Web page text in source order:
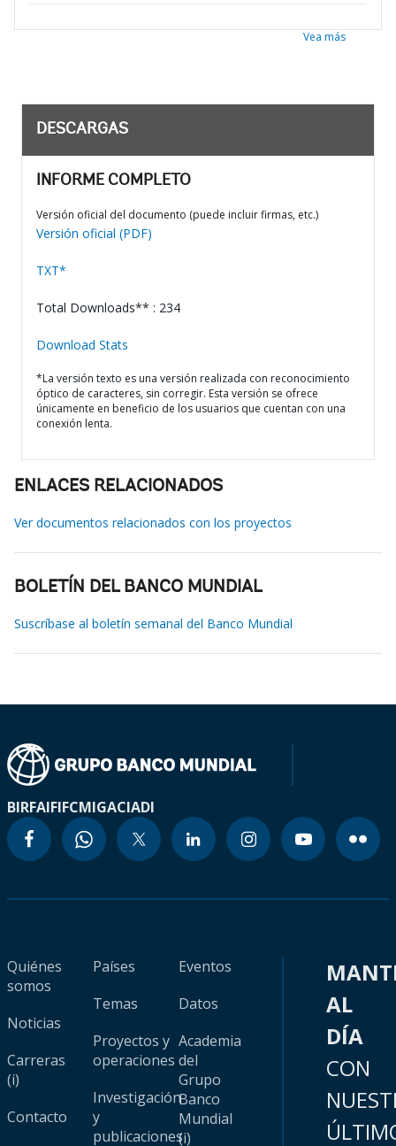
Vea más
DESCARGAS
INFORME COMPLETO
Versión oficial del documento (puede incluir firmas, etc.)
Versión oficial (PDF)
TXT*
Total Downloads** : 234
Download Stats
*La versión texto es una versión realizada con reconocimiento
óptico de caracteres, sin corregir. Esta versión se ofrece
únicamente en beneficio de los usuarios que cuentan con una
conexión lenta.
ENLACES RELACIONADOS
Ver documentos relacionados con los proyectos
BOLETÍN DEL BANCO MUNDIAL
Suscríbase al boletín semanal del Banco Mundial
BIRFAIFIFCMIGACIADI
Quiénes
somos
Noticias
Carreras
(i)
Contacto
Países
Temas
Proyectos y
operaciones
Investigación
y
publicaciones
Eventos
Datos
Academia
del
Grupo
Banco
Mundial
(i)
AL
DÍA
CON